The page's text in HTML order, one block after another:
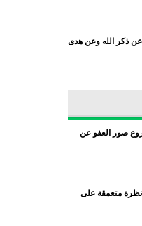
ذكر الله وعن هدى
صور العفو عن
نظرة متعمقة على